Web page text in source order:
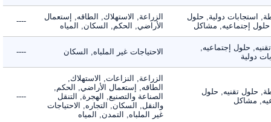
استجابات دولية, حلول
إجتماعيه, مشاكل
الزراعة, الاستهلاك, الطاقه, إستعمال
الأراضي, الحكم, السكان, المياه
----
حلول إجتماعيه,
دولية
الاحتياجات غير الملباه, السكان ----
حلول تقنيه, حلول
مشاكل
الزراعة, النزاعات, الاستهلاك,
الطاقه, إستعمال الأراضي, الحكم,
الصناعة والتصنيع, الهجرة, التنقل
والنقل, السكان, التجاره, الاحتياجات
غير الملباه, التمدن, المياه
----